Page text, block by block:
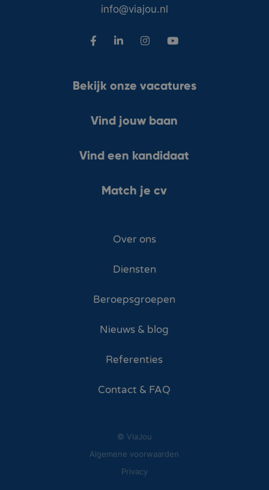
info@viajou.nl
Bekijk onze vacatures
Vind jouw baan
Vind een kandidaat
Match je cv
Over ons
Diensten
Beroepsgroepen
Nieuws & blog
Referenties
Contact & FAQ
© ViaJou
Algemene voorwaarden
Privacy